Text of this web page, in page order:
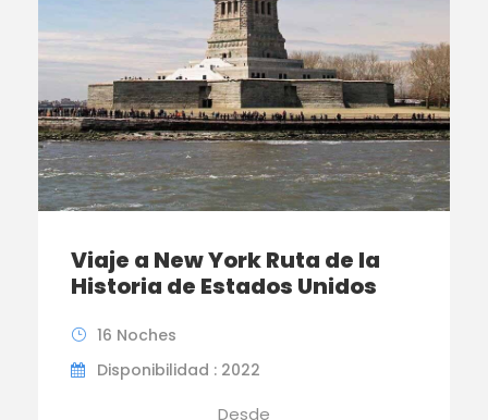
Viaje a New York Ruta de la
Historia de Estados Unidos
16 Noches
Disponibilidad : 2022
Desde